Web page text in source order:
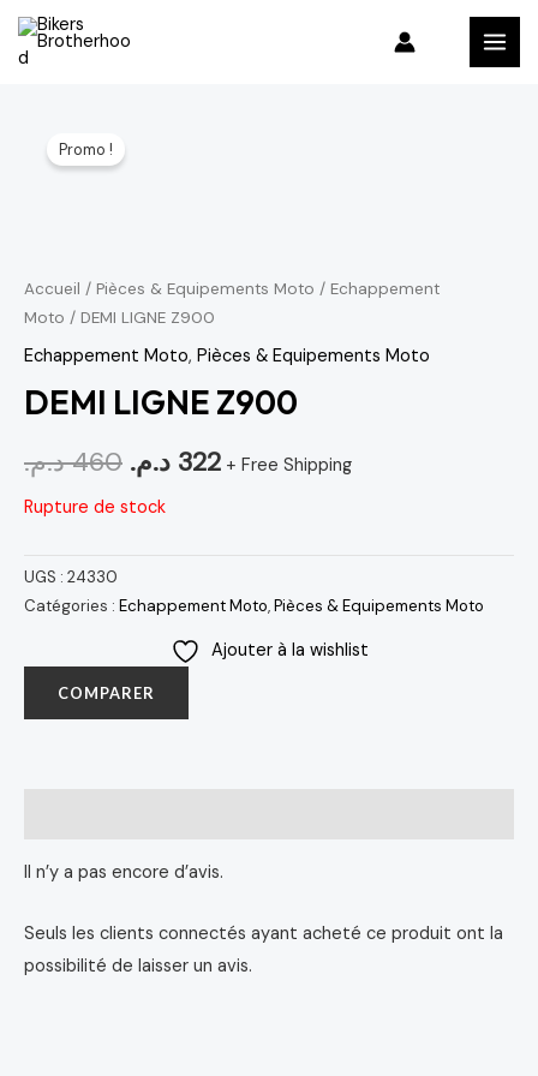
Aller
Promo !
Accueil / Pièces & Equipements Moto / Echappement
Moto / DEMI LIGNE Z900
Echappement Moto, Pièces & Equipements Moto
DEMI LIGNE Z900
460 د.م.
était :
322 د.م.
est :
+ Free Shipping
Rupture de stock
UGS : 24330
Catégories : Echappement Moto,Pièces & Equipements Moto
Ajouter à la wishlist
COMPARER
Il n’y a pas encore d’avis.
Seuls les clients connectés ayant acheté ce produit ont la
possibilité de laisser un avis.